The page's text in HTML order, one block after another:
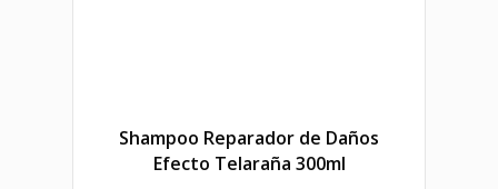
Shampoo Reparador de Daños
Efecto Telaraña 300ml